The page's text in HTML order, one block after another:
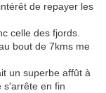
de repayer les
celle des fjords.
bout de 7kms me
un superbe affût à
s'arrête en fin